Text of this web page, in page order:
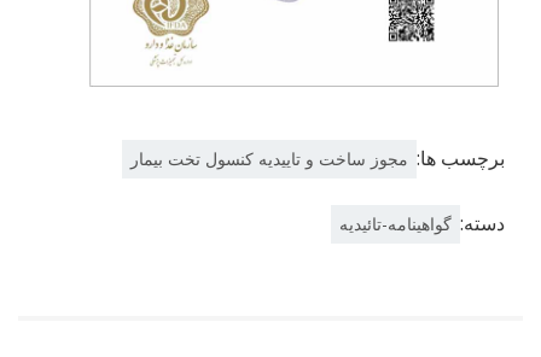
برچسب ها: مجوز ساخت و تاییدیه کنسول تخت بیمار
دسته: گواهینامه-تائیدیه